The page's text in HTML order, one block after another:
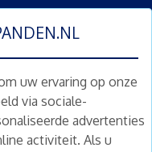
uw ervaring op onze
via sociale-
advertenties
activiteit. Als u